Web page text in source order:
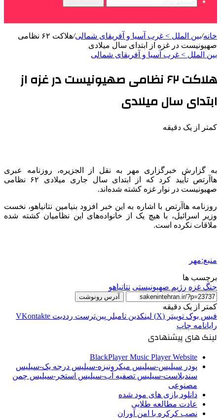
خانه/بین الملل > غرب آسیا و آفریقای شمالی/
هلاکت ۶۲ نظامی
صهیونیست در غزه از ابتدای سال میلادی
بین الملل > غرب آسیا و آفریقای شمالی
هلاکت ۶۲ نظامی صهیونیست در غزه از
ابتدای سال میلادی
کمتر از یک دقیقه
به گزارش خبرگزاری مهر به نقل از الجزیره، روزنامه عبری
هاآرتص تأیید کرد که از ابتدای سال جاری میلادی ۶۲ نظامی
صهیونیست در نوار غزه کشته شده‌اند.
روزنامه هاآرتص با اشاره به این خبر افزود بنیامین نتانیاهو، نخست
وزیر اسرائیل، با هیچ یک از خانواده‌های این نظامیان کشته شده
ملاقات نکرده است.
منبع:مهر
برچسب ها
جنگ غزه رژیم صهیونیستی نتانیاهو
آدرس رونوشت
کمتر از یک دقیقه
فیس بوک توییتر (X) لینکدین ‫تامبلر ‫پین‌ترست ‫رددیت ‫VKontakte
رایانامه چاپ
لینک های پیشنهادی
BlackPlayer Music Player Website
پودر سیلیس-سیلیس میکرونیزه-سیلیس درجه یک-سیلیس
سندبلاست-سیلیس تصفیه آب-سیلیس استخر-سیلیس چمن
مصنوعی
دانلود بازی های مود شده
عادت مطالعه طلایی
نصب کرکره با امن آوران